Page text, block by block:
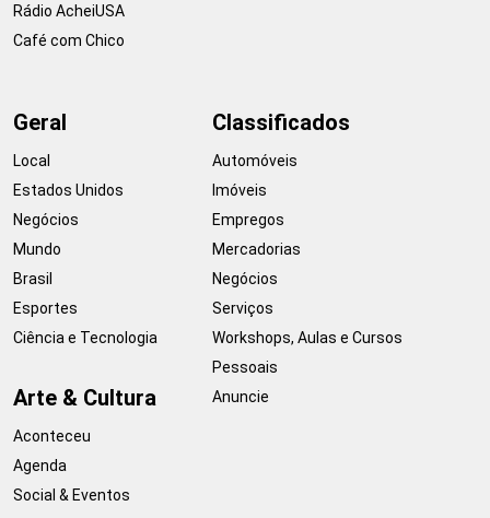
Rádio AcheiUSA
Café com Chico
Geral
Local
Estados Unidos
Negócios
Mundo
Brasil
Esportes
Ciência e Tecnologia
Arte & Cultura
Aconteceu
Agenda
Social & Eventos
Classificados
Automóveis
Imóveis
Empregos
Mercadorias
Negócios
Serviços
Workshops, Aulas e Cursos
Pessoais
Anuncie